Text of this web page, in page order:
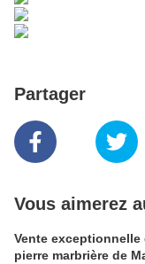
Partager
Vous aimerez
Vente exceptionnelle
pierre marbrière de